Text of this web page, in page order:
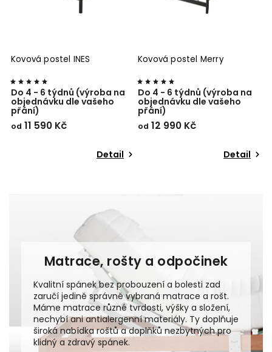
na
Kovová postel Merry
Do 4 - 6 týdnů (výroba na
objednávku dle vašeho
od12 990 Kč
Detail
Kovová postel NAN JING
Do 4 - 6 týdnů (výroba
objednávku dle vašeho
od12 550 Kč
Matrace, rošty a odpočinek
Kvalitní spánek bez probouzení a bolesti zad
zaručí jedině správně vybraná matrace a rošt.
Máme matrace různé tvrdosti, výšky a složení,
nechybí ani antialergenní materiály. Ty doplňuje
široká nabídka roštů a doplňků nezbytných pro
klidný a zdravý spánek.